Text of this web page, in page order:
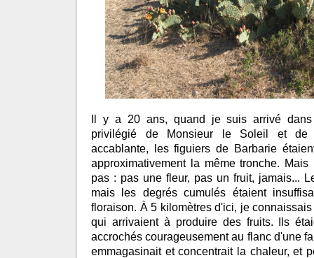
Il y a 20 ans, quand je suis arrivé
privilégié de Monsieur le Soleil et de
accablante, les figuiers de Barbarie
approximativement la même tronche.
pas : pas une fleur, pas un fruit, jamais...
mais les degrés cumulés étaient
floraison. À 5 kilomètres d'ici, je
qui arrivaient à produire des fruits. Ils
accrochés courageusement au flanc d'une
emmagasinait et concentrait la chaleur, et